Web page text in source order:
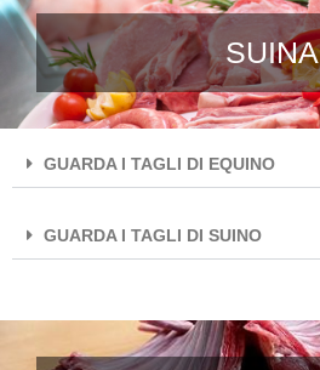
SUINA
GUARDA I TAGLI DI EQUINO
GUARDA I TAGLI DI SUINO